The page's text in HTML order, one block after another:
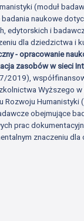
(moduł
naukowe
edytorskich i
dla dziedzictwa i
- opracowanie
zasobów w sieci
2019),
Wyższego w
Rozwoju Humanistyki
obejmujące
prac
znaczeniu